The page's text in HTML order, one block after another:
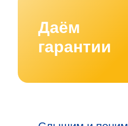
Даём
гарантии